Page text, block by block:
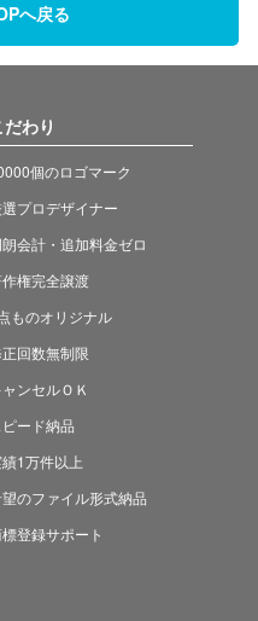
へ戻る
だわり
個のロゴマーク
選プロデザイナー
会計・追加料金ゼロ
権完全譲渡
ものオリジナル
回数無制限
ンセルＯＫ
ピード納品
1万件以上
のファイル形式納品
登録サポート